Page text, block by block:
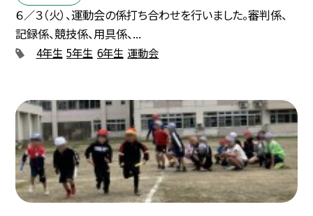
６／３（火）、運動会の係打ち合わせを行いました。審判係、
記録係、競技係、用具係、...
4年生 5年生 6年生 運動会